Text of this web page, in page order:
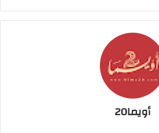
وهواجسه وإحباطاته وأيضا
أسئلة محورية يحاول الإجابة
على المساحة العميقة في
بين الشخص وعوالمه المختلفة
تلك العلاقات ، وفي أفلامه
وأهل قريته وحياته في
هذه المرة في "ألم ومجد"أويما20